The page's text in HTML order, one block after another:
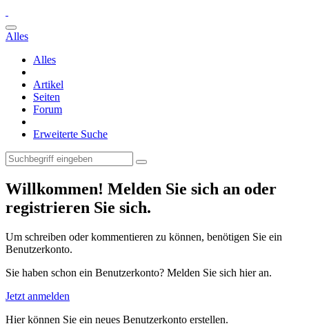
Alles
Alles
Artikel
Seiten
Forum
Erweiterte Suche
Willkommen! Melden Sie sich an oder
registrieren Sie sich.
Um schreiben oder kommentieren zu können, benötigen Sie ein
Benutzerkonto.
Sie haben schon ein Benutzerkonto? Melden Sie sich hier an.
Jetzt anmelden
Hier können Sie ein neues Benutzerkonto erstellen.